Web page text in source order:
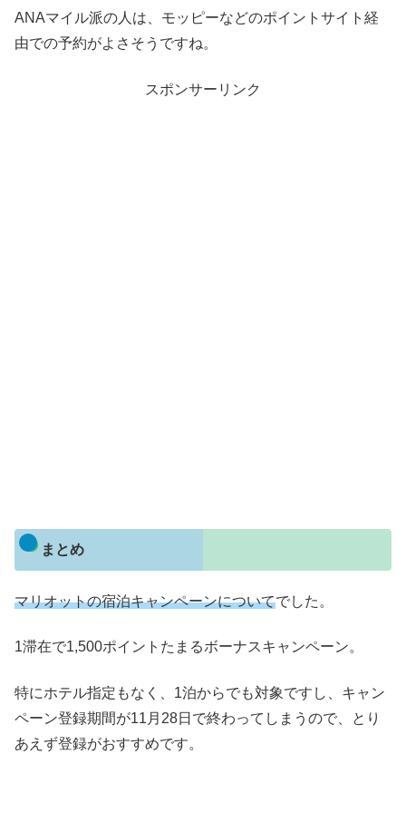
ANAマイル派の人は、モッピーなどのポイントサイト経
由での予約がよさそうですね。
スポンサーリンク
まとめ
マリオットの宿泊キャンペーンについてでした。
1滞在で1,500ポイントたまるボーナスキャンペーン。
特にホテル指定もなく、1泊からでも対象ですし、キャン
ペーン登録期間が11月28日で終わってしまうので、とり
あえず登録がおすすめです。